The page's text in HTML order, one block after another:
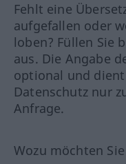
Fehlt eine
aufgefallen oder
loben? Füllen Sie
aus. Die Angabe
optional und
Datenschutz nur
Anfrage.
Wozu möchten